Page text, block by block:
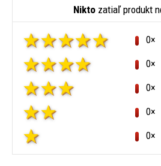
Niktozatiaľ produkt
0×
0×
0×
0×
0×